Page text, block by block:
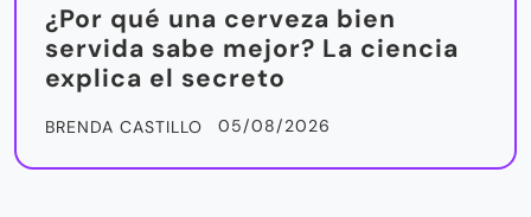
¿Por qué una cerveza bien
servida sabe mejor? La ciencia
explica el secreto
BRENDA CASTILLO 05/08/2026